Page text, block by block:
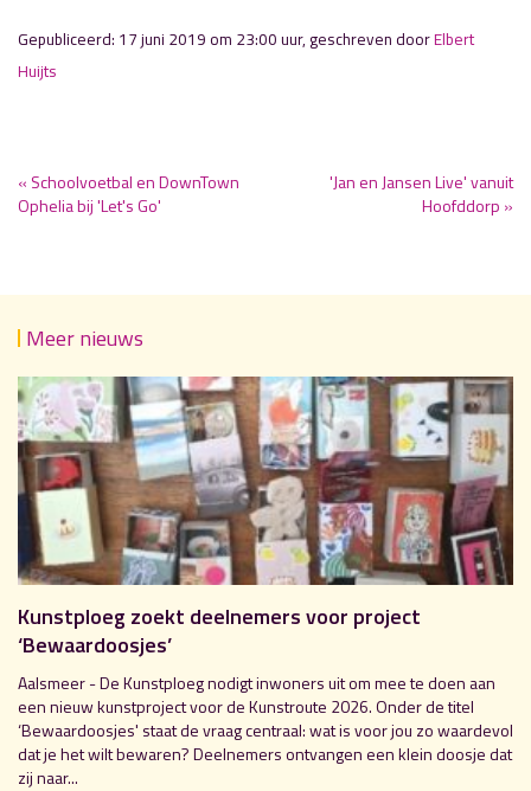
Gepubliceerd: 17 juni 2019 om 23:00 uur, geschreven doorElbert
Huijts
« Schoolvoetbal en DownTown
Ophelia bij 'Let's Go'
'Jan en Jansen Live' vanuit
Hoofddorp »
Meer nieuws
Kunstploeg zoekt deelnemers voor project
‘Bewaardoosjes’
Aalsmeer - De Kunstploeg nodigt inwoners uit om mee te doen aan
een nieuw kunstproject voor de Kunstroute 2026. Onder de titel
‘Bewaardoosjes' staat de vraag centraal: wat is voor jou zo waardevol
dat je het wilt bewaren? Deelnemers ontvangen een klein doosje dat
zij naar...